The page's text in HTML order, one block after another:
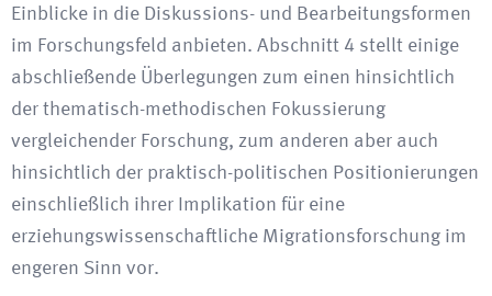
Einblicke in die Diskussions- und Bearbeitungsformen
im Forschungsfeld anbieten. Abschnitt 4 stellt einige
abschließende Überlegungen zum einen hinsichtlich
der thematisch-methodischen Fokussierung
vergleichender Forschung, zum anderen aber auch
hinsichtlich der praktisch-politischen Positionierungen
einschließlich ihrer Implikation für eine
erziehungswissenschaftliche Migrationsforschung im
engeren Sinn vor.